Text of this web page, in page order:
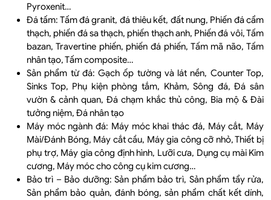
Pyroxenit…
Đá tấm: Tấm đá granit, đá thiêu kết, đất nung, Phiến đá cẩm
thạch, phiến đá sa thạch, phiến thạch anh, Phiến đá vôi, Tấm
bazan, Travertine phiến, phiến đá phiến, Tấm mã não, Tấm
nhân tạo, Tấm composite…
Sản phẩm từ đá: Gạch ốp tường và lát nền, Counter Top,
Sinks Top, Phụ kiện phòng tắm, Khảm, Sông đá, Đá sân
vườn & cảnh quan, Đá chạm khắc thủ công, Bia mộ & Đài
tưởng niệm, Đá nhân tạo
Máy móc ngành đá: Máy móc khai thác đá, Máy cắt, Máy
Mài/Đánh Bóng, Máy cắt cầu, Máy gia công cỡ nhỏ, Thiết bị
phụ trợ, Máy gia công định hình, Lưỡi cưa, Dụng cụ mài Kim
cương, Máy móc cho công cụ kim cương…
Bảo trì – Bảo dưỡng: Sản phẩm bảo trì, Sản phẩm tẩy rửa,
Sản phẩm bảo quản, đánh bóng, sản phẩm chất kết dính,